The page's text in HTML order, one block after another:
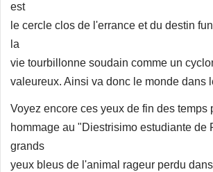
est
le cercle clos de l'errance et du destin
la
vie tourbillonne soudain comme un
valeureux. Ainsi va donc le monde dans
Voyez encore ces yeux de fin des
hommage au "Diestrisimo estudiante
grands
yeux bleus de l'animal rageur perdu